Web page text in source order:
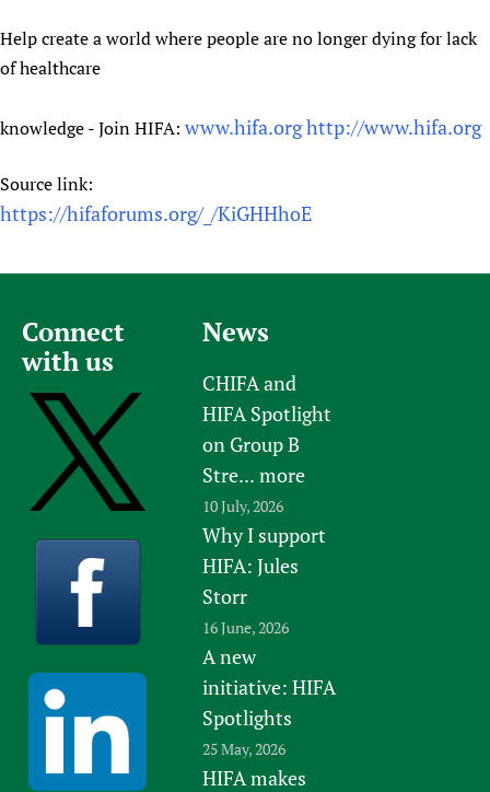
Help create a world where people are no longer dying for lack
of healthcare
knowledge - Join HIFA: www.hifa.orghttp://www.hifa.org
Source link:
https://hifaforums.org/_/KiGHHhoE
Connect
with us
News
CHIFA and
HIFA Spotlight
on Group B
Stre... more
10 July, 2026
Why I support
HIFA: Jules
Storr
16 June, 2026
A new
initiative: HIFA
Spotlights
25 May, 2026
HIFA makes